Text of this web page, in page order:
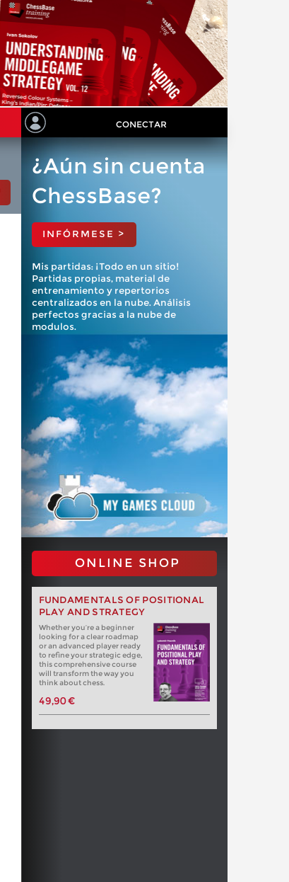
CONECTAR
¿Aún sin cuenta
ChessBase?
INFÓRMESE >
Mis partidas: ¡Todo en un sitio!
Partidas propias, material de
entrenamiento y repertorios
centralizados en la nube. Análisis
perfectos gracias a la nube de
modulos.
ONLINE SHOP
FUNDAMENTALS OF POSITIONAL
PLAY AND STRATEGY
Whether you‘re a beginner
looking for a clear roadmap
or an advanced player ready
to refine your strategic edge,
this comprehensive course
will transform the way you
think about chess.
49,90 €